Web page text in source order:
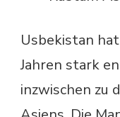
Usbekistan
Jahren stark
inzwischen zu